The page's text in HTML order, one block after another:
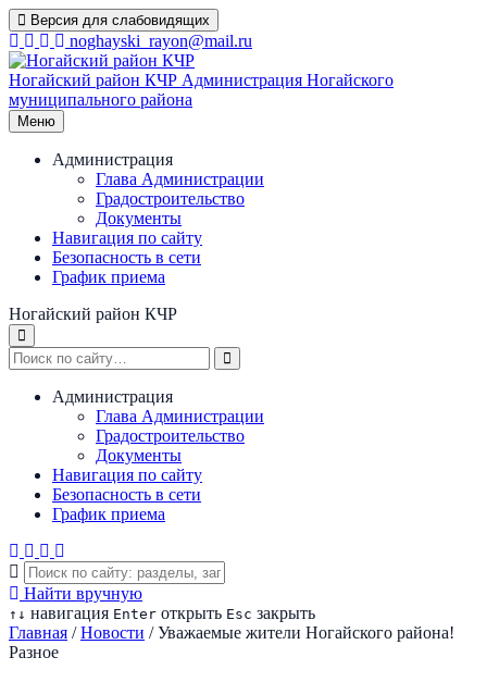
Перейти
к
содержимому
Версия для слабовидящих
noghayski_rayon@mail.ru
Ногайский район КЧР Администрация Ногайского
муниципального района
Меню
Администрация
Глава Администрации
Градостроительство
Документы
Навигация по сайту
Безопасность в сети
График приема
Ногайский район КЧР
Администрация
Глава Администрации
Градостроительство
Документы
Навигация по сайту
Безопасность в сети
График приема
Найти вручную
↑ ↓ навигация Enter открыть Esc закрыть
Главная / Новости / Уважаемые жители Ногайского района!
Разное